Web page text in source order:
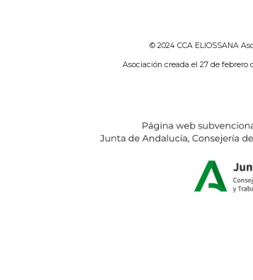
© 2024 CCA ELIOSSANA
Asociación creada el 27 de febrero